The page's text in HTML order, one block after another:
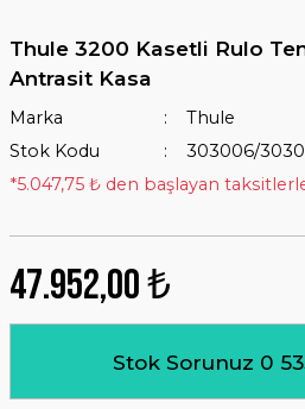
Thule 3200 Kasetli Rulo
Antrasit Kasa
Marka
Thule
Stok Kodu
303006/
*5.047,75 ₺ den başlayan
47.952,00 ₺
Stok Sorunuz 0